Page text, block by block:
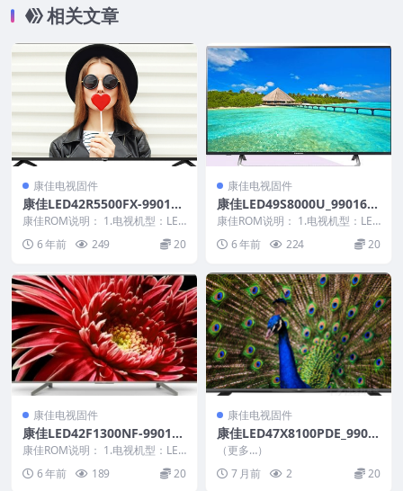
相关文章
康佳电视固件
康佳LED42R5500FX-990115
54-V1.1.05原厂系统刷机电视
固件包下载
康佳ROM说明： 1.电视机型：LED
42R5500FX 2.物料号：99011...
6 年前 249 20
康佳电视固件
康佳LED49S8000U_990163
81-V1.0.08_72001200YT原
厂系统刷机电视固件包下载
康佳ROM说明： 1.电视机型：LED
49S8000U 2.物料号：990163...
6 年前 224 20
康佳电视固件
康佳LED42F1300NF-990122
74-V1.1.63-72000362YT原
厂系统刷机电视固件包下载
康佳ROM说明： 1.电视机型：LED
42F1300NF 2.物料号：99012...
6 年前 189 20
康佳电视固件
康佳LED47X8100PDE_9901
1495_V1.0.03_U盘刷机固件
（更多…）
7 月前
2 20